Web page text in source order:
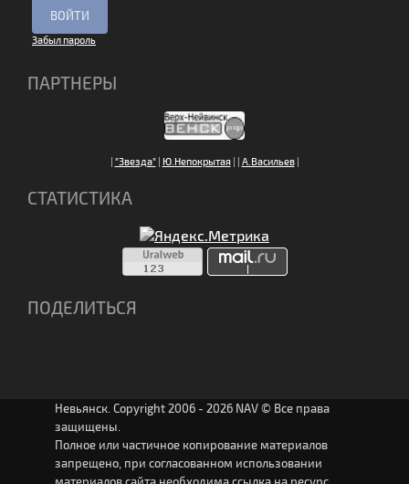
Забыл пароль
ПАРТНЕРЫ
| "Звезда"| Ю.Непокрытая| | А.Васильев|
СТАТИСТИКА
ПОДЕЛИТЬСЯ
Невьянск. Copyright 2006 - 2026 NAV © Все права
защищены.
Полное или частичное копирование материалов
запрещено, при согласованном использовании